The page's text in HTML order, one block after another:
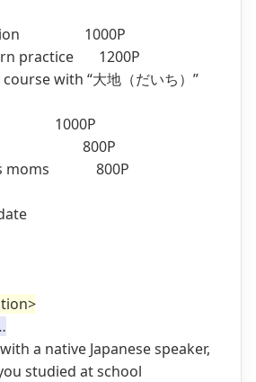
1000P
practice 1200P
course with “大地（だいち）”
800P
moms 800P
a native Japanese speaker,
studied at school